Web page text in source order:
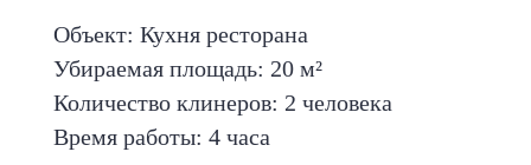
Объект: Кухня ресторана
Убираемая площадь: 20 м²
Количество клинеров: 2 человека
Время работы: 4 часа